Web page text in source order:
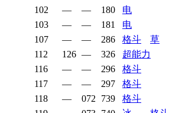
102 — — 180
电
103 — — 181
电
107 — — 286 格斗
草
112 126 — 326
超能力
116 — — 296
格斗
117 — — 297
格斗
118 — 072 739
格斗